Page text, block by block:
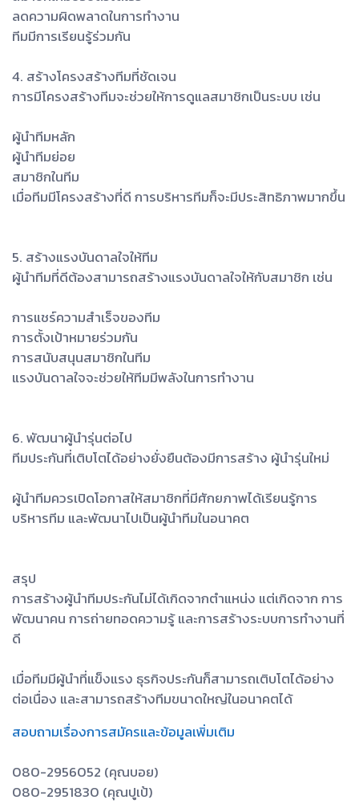
ลดความผิดพลาดในการทำงาน
ทีมมีการเรียนรู้ร่วมกัน
4. สร้างโครงสร้างทีมที่ชัดเจน
การมีโครงสร้างทีมจะช่วยให้การดูแลสมาชิกเป็นระบบ เช่น
ผู้นำทีมหลัก
ผู้นำทีมย่อย
สมาชิกในทีม
เมื่อทีมมีโครงสร้างที่ดี การบริหารทีมก็จะมีประสิทธิภาพมากขึ้น
5. สร้างแรงบันดาลใจให้ทีม
ผู้นำทีมที่ดีต้องสามารถสร้างแรงบันดาลใจให้กับสมาชิก เช่น
การแชร์ความสำเร็จของทีม
การตั้งเป้าหมายร่วมกัน
การสนับสนุนสมาชิกในทีม
แรงบันดาลใจจะช่วยให้ทีมมีพลังในการทำงาน
6. พัฒนาผู้นำรุ่นต่อไป
ทีมประกันที่เติบโตได้อย่างยั่งยืนต้องมีการสร้าง ผู้นำรุ่นใหม่
ผู้นำทีมควรเปิดโอกาสให้สมาชิกที่มีศักยภาพได้เรียนรู้การ
บริหารทีม และพัฒนาไปเป็นผู้นำทีมในอนาคต
สรุป
การสร้างผู้นำทีมประกันไม่ได้เกิดจากตำแหน่ง แต่เกิดจาก การ
พัฒนาคน การถ่ายทอดความรู้ และการสร้างระบบการทำงานที่
ดี
เมื่อทีมมีผู้นำที่แข็งแรง ธุรกิจประกันก็สามารถเติบโตได้อย่าง
ต่อเนื่อง และสามารถสร้างทีมขนาดใหญ่ในอนาคตได้
สอบถามเรื่องการสมัครและข้อมูลเพิ่มเติม
080-2956052 (คุณบอย)
080-2951830 (คุณปูเป้)